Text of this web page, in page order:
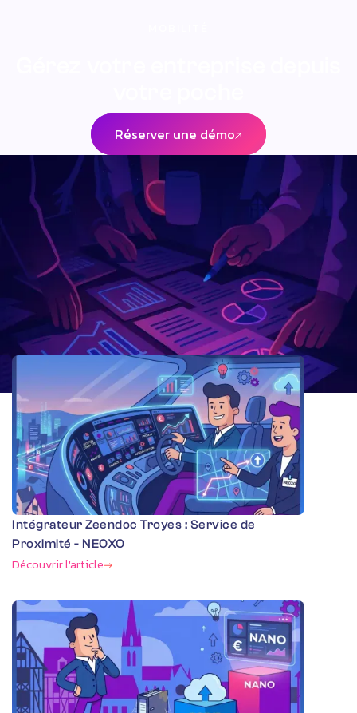
Réserver une démo
Réserver une démo
RETROUVEZ NOS ARTICLES
Plus d'informations sur notre
blog
Intégrateur Zeendoc Troyes : Service de
Proximité - NEOXO
Découvrir l'article